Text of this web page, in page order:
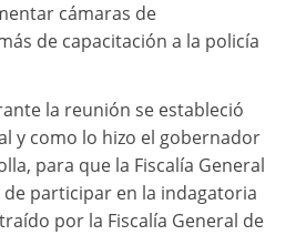
cámaras de
de capacitación a la policía
la reunión se estableció
y como lo hizo el gobernador
para que la Fiscalía General
de participar en la indagatoria
por la Fiscalía General de